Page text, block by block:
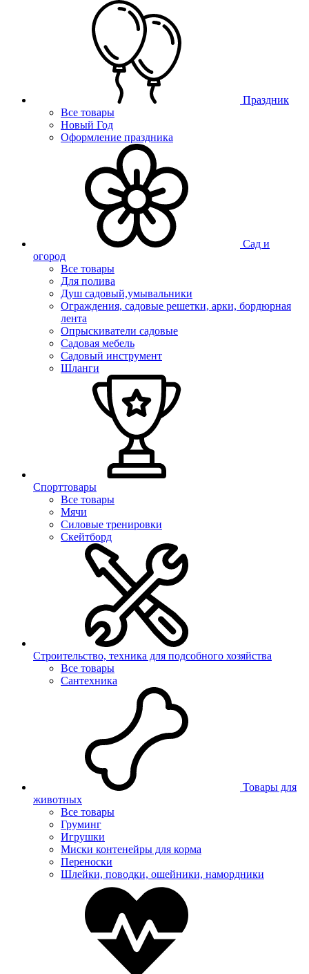
Праздник
Все товары
Новый Год
Оформление праздника
Сад и
огород
Все товары
Для полива
Душ садовый,умывальники
Ограждения, садовые решетки, арки, бордюрная
лента
Опрыскиватели садовые
Садовая мебель
Садовый инструмент
Шланги
Спорттовары
Все товары
Мячи
Силовые тренировки
Скейтборд
Строительство, техника для подсобного хозяйства
Все товары
Сантехника
Товары для
животных
Все товары
Груминг
Игрушки
Миски контенейры для корма
Переноски
Шлейки, поводки, ошейники, намордники